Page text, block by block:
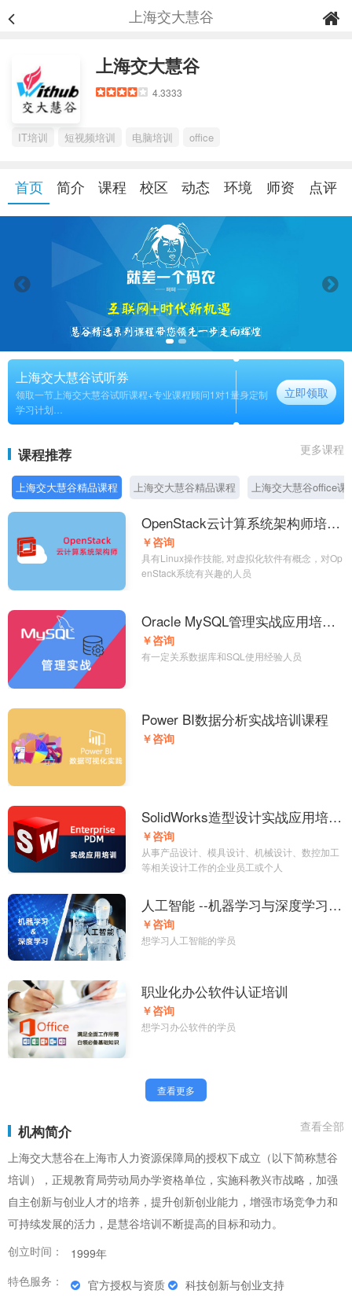
上海交大慧谷
上海交大慧谷
4.3333
IT培训 短视频培训 电脑培训 office
首页 简介 课程 校区 动态 环境 师资 点评
上海交大慧谷试听券
领取一节上海交大慧谷试听课程+专业课程顾问1对1量身定制
学习计划
长期
立即领取
课程推荐 更多课程
上海交大慧谷精品课程 上海交大慧谷精品课程 上海交大慧谷office课
OpenStack云计算系统架构师培训
课程
￥咨询
具有Linux操作技能, 对虚拟化软件有概念，对Op
enStack系统有兴趣的人员
Oracle MySQL管理实战应用培训
课程
￥咨询
有一定关系数据库和SQL使用经验人员
Power BI数据分析实战培训课程
￥咨询
SolidWorks造型设计实战应用培训
课程
￥咨询
从事产品设计、模具设计、机械设计、数控加工
等相关设计工作的企业员工或个人
人工智能 --机器学习与深度学习强
化特训营
￥咨询
想学习人工智能的学员
职业化办公软件认证培训
￥咨询
想学习办公软件的学员
查看更多
机构简介
查看全部
上海交大慧谷在上海市人力资源保障局的授权下成立（以下简称慧谷
培训），正规教育局劳动局办学资格单位，实施科教兴市战略，加强
自主创新与创业人才的培养，提升创新创业能力，增强市场竞争力和
可持续发展的活力，是慧谷培训不断提高的目标和动力。
创立时间：
1999年
特色服务：
官方授权与资质
科技创新与创业支持